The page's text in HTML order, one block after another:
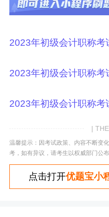
|
温馨提示：因考试政策、内容不断变
考，如有异议，请考生以权威部门公布
点击打开优题宝小